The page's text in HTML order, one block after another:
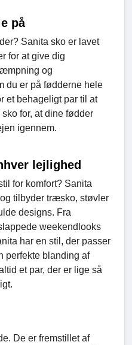
på
Sanita sko er lavet
for at give dig
og
du er på fødderne hele
et behageligt par til at
for, at dine fødder
igennem.
lejlighed
for komfort? Sanita
tilbyder træsko, støvler
designs. Fra
weekendlooks
har en stil, der passer
perfekte blanding af
et par, der er lige så
De er fremstillet af